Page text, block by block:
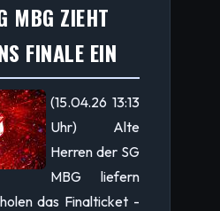
MBG ZIEHT
FINALE EIN
(15.04.26 13:13
Uhr) Alte
Herren der SG
MBG liefern
das Finalticket -